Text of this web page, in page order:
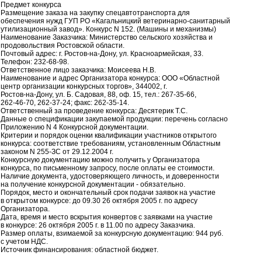
Предмет конкурса
Размещение заказа на закупку спецавтотранспорта для
обеспечения нужд ГУП РО «Кагальницкий ветеринарно-санитарный
утилизационный завод». Конкурс N 152. (Машины и механизмы)
Наименование Заказчика: Министерство сельского хозяйства и
продовольствия Ростовской области.
Почтовый адрес: г. Ростов-на-Дону, ул. Красноармейская, 33.
Телефон: 232-68-98.
Ответственное лицо заказчика: Моисеева Н.В.
Наименование и адрес Организатора конкурса: ООО «Областной
центр организации конкурсных торгов», 344002, г.
Ростов-на-Дону, ул. Б. Садовая, 88, оф. 15, тел.: 267-35-66,
262-46-70, 262-37-24; факс: 262-35-14.
Ответственный за проведение конкурса: Десятерик Т.С.
Данные о спецификации закупаемой продукции: перечень согласно
Приложению N 4 Конкурсной документации.
Критерии и порядок оценки квалификации участников открытого
конкурса: соответствие требованиям, установленным Областным
законом N 255-ЗС от 29.12.2004 г.
Конкурсную документацию можно получить у Организатора
конкурса, по письменному запросу, после оплаты ее стоимости.
Наличие документа, удостоверяющего личность, и доверенности
на получение конкурсной документации - обязательно.
Порядок, место и окончательный срок подачи заявок на участие
в открытом конкурсе: до 09.30 26 октября 2005 г. по адресу
Организатора.
Дата, время и место вскрытия конвертов с заявками на участие
в конкурсе: 26 октября 2005 г. в 11.00 по адресу Заказчика.
Размер оплаты, взимаемой за конкурсную документацию: 944 руб.
с учетом НДС.
Источник финансирования: областной бюджет.